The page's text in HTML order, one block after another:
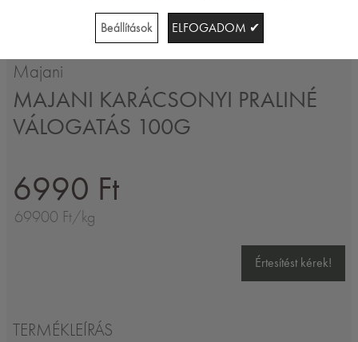
Majani
MAJANI KARÁCSONYI PRALINÉ
VÁLOGATÁS 100G
6990 Ft
69900 Ft/kg
Értesítést kérek!
TERMÉKLEÍRÁS
Beállítások ELFOGADOM ✔